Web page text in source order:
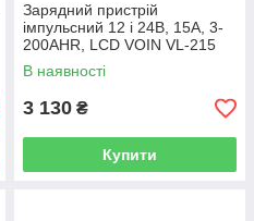
Зарядний пристрій
імпульсний 12 і 24В, 15A, 3-
200AHR, LCD VOIN VL-215
В наявності
3 130 ₴
Купити